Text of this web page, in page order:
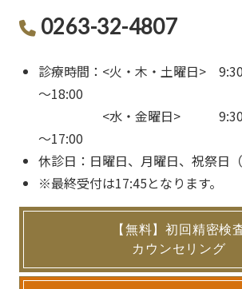
0263-32-4807
診療時間：<火・木・土曜日>
～18:00
<水・金曜日> 9:30～
～17:00
休診日：日曜日、月曜日、祝祭日（
※最終受付は17:45となります。
【無料】初回精密検
カウンセリング